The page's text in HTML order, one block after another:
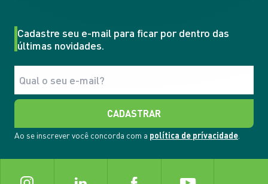
Cadastre seu e-mail para ficar por dentro das
últimas novidades.
CADASTRAR
Ao se inscrever você concorda com a política de prívacidade